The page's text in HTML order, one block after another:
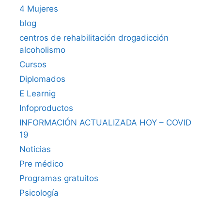
4 Mujeres
blog
centros de rehabilitación drogadicción
alcoholismo
Cursos
Diplomados
E Learnig
Infoproductos
INFORMACIÓN ACTUALIZADA HOY – COVID
19
Noticias
Pre médico
Programas gratuitos
Psicología